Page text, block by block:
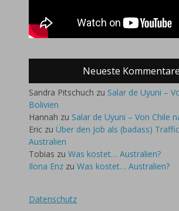
Neueste Kommentare
Sandra Pitschuch zu Salar de Uyuni –
Bolivien
Hannah zu Salar de Uyuni – Von Chile
Eric zu Über den Job als (badass)
Australien
Tobias zu Was kostet… Australien?
Ilona Enz zu Was kostet… Australien?
Datenschutz